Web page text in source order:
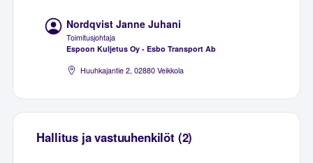
Nordqvist Janne Juhani
Toimitusjohtaja
Espoon Kuljetus Oy - Esbo Transport Ab
Huuhkajantie 2, 02880 Veikkola
Hallitus ja vastuuhenkilöt (2)